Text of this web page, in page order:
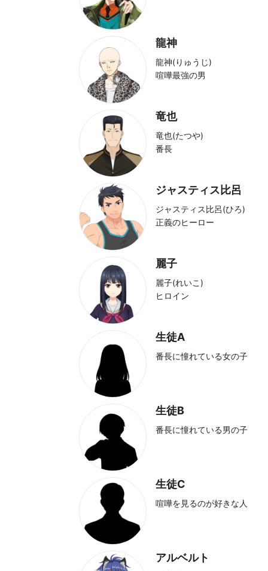
龍神
龍神(りゅうじ)
喧嘩最強の男
竜也
竜也(たつや)
番長
ジャスティス比呂
ジャスティス比呂(ひろ)
正義のヒーロー
麗子
麗子(れいこ)
ヒロイン
生徒A
番長に憧れている女の子
生徒B
番長に憧れている男の子
生徒C
喧嘩を見るのが好きな人
アルベルト